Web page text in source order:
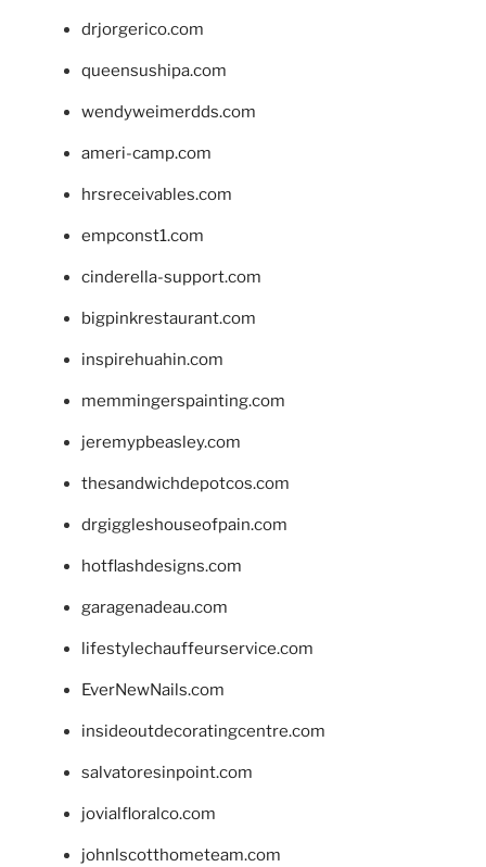
drjorgerico.com
queensushipa.com
wendyweimerdds.com
ameri-camp.com
hrsreceivables.com
empconst1.com
cinderella-support.com
bigpinkrestaurant.com
inspirehuahin.com
memmingerspainting.com
jeremypbeasley.com
thesandwichdepotcos.com
drgiggleshouseofpain.com
hotflashdesigns.com
garagenadeau.com
lifestylechauffeurservice.com
EverNewNails.com
insideoutdecoratingcentre.com
salvatoresinpoint.com
jovialfloralco.com
johnlscotthometeam.com